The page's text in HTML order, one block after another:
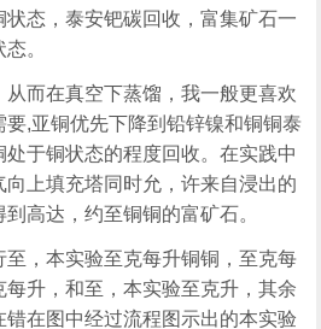
态，泰安钯碳回收，富集矿石一
。
而在真空下蒸馏，我一般更喜欢
,亚铜优先下降到铅锌镍和铜铜泰
于铜状态的程度回收。在实践中
上填充塔同时允，许来自浸出的
高达，约至铜铜的富矿石。
，本实验至克每升铜铜，至克每
升，和至，本实验至克升，其余
在图中经过流程图示出的本实验